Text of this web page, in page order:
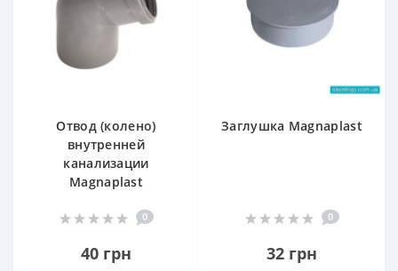
Отвод (колено)
внутренней
канализации
Magnaplast
0
40 грн
Заглушка Magnaplast
0
32 грн